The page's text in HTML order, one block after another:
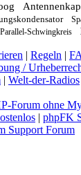
Parallel-Schwingkreis
| Regeln |
/
| Welt-der-Radios
Forum ohne
| phpFK
Support Forum